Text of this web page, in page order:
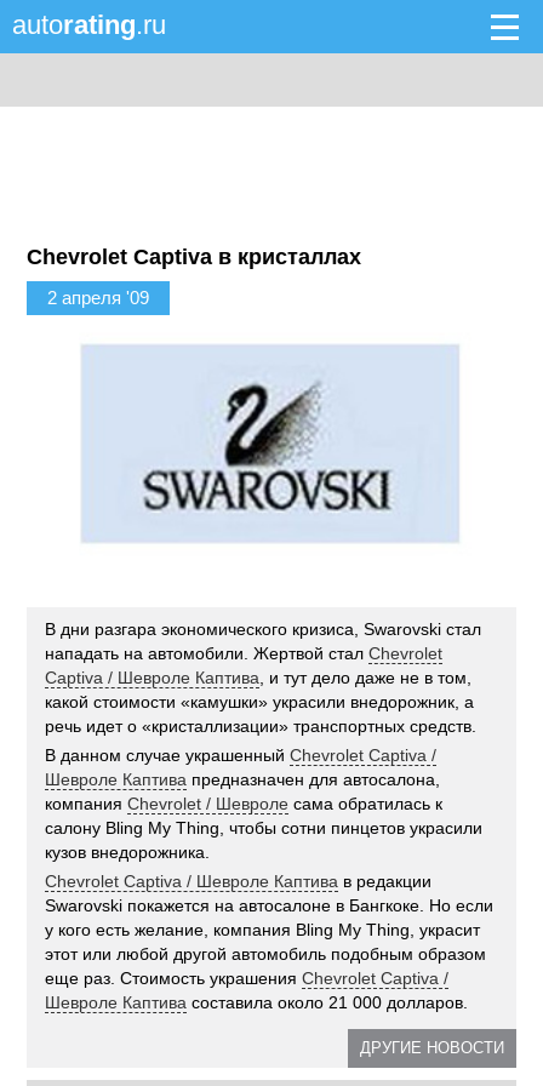
autorating.ru
Chevrolet Captiva в кристаллах
2 апреля '09
В дни разгара экономического кризиса, Swarovski стал
нападать на автомобили. Жертвой сталChevrolet
Captiva / Шевроле Каптива , и тут дело даже не в том,
какой стоимости «камушки» украсили внедорожник, а
речь идет о «кристаллизации» транспортных средств.
В данном случае украшенныйChevrolet Captiva /
Шевроле Каптива предназначен для автосалона,
компанияChevrolet / Шевроле сама обратилась к
салону Bling My Thing, чтобы сотни пинцетов украсили
кузов внедорожника.
Chevrolet Captiva / Шевроле Каптива в редакции
Swarovski покажется на автосалоне в Бангкоке. Но если
у кого есть желание, компания Bling My Thing, украсит
этот или любой другой автомобиль подобным образом
еще раз. Стоимость украшенияChevrolet Captiva /
Шевроле Каптива составила около 21 000 долларов.
ДРУГИЕ НОВОСТИ